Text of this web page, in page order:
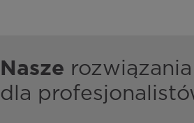
Nasze rozwiązania
dla